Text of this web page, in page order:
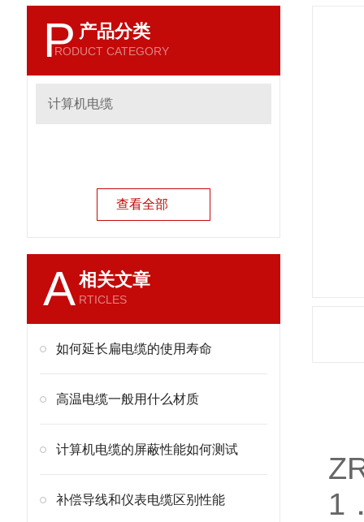
P 产品分类
RODUCT CATEGORY
计算机电缆
查看全部
A相关文章
RTICLES
如何延长扁电缆的使用寿命
高温电缆一般用什么材质
计算机电缆的屏蔽性能如何测试
补偿导线和仪表电缆区别性能
1